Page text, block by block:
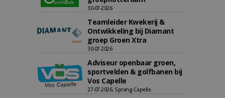
30-07-2026
Teamleider Kwekerij &
Ontwikkeling bij Diamant
groep Groen Xtra
30-07-2026
Adviseur openbaar groen,
sportvelden & golfbanen bij
Vos Capelle
27-07-2026, Sprang-Capelle